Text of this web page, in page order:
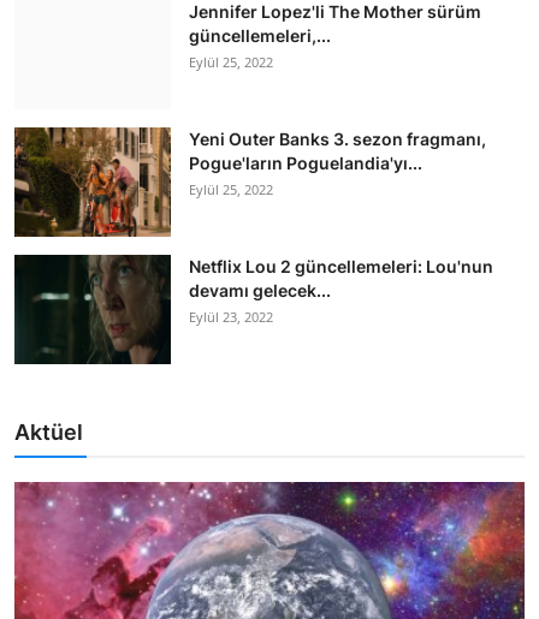
Jennifer Lopez'li The Mother sürüm
güncellemeleri,...
Eylül 25, 2022
Yeni Outer Banks 3. sezon fragmanı,
Pogue'ların Poguelandia'yı...
Eylül 25, 2022
Netflix Lou 2 güncellemeleri: Lou'nun
devamı gelecek...
Eylül 23, 2022
Aktüel